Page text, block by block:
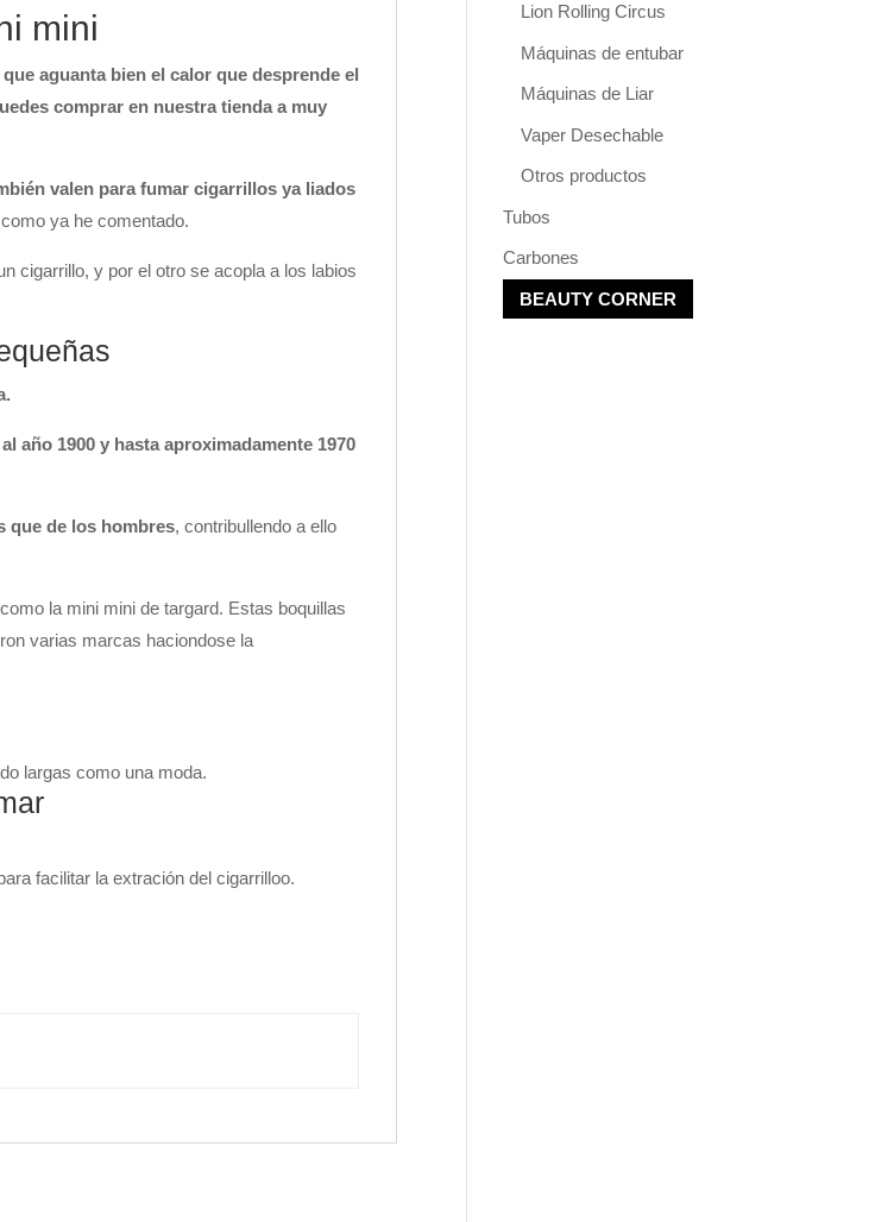
mini
aguanta bien el calor que desprende el
comprar en nuestra tienda a muy
valen para fumar cigarrillos ya liados
ya he comentado.
cigarrillo, y por el otro se acopla a los labios
año 1900 y hasta aproximadamente 1970
que de los hombres, contribullendo a ello
la mini mini de targard. Estas boquillas
varias marcas haciondose la
largas como una moda.
facilitar la extración del cigarrilloo.
Lion Rolling Circus
Máquinas de entubar
Máquinas de Liar
Vaper Desechable
Otros productos
Tubos
Carbones
BEAUTY CORNER